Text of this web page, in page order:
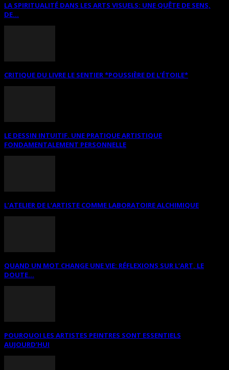
LA SPIRITUALITÉ DANS LES ARTS VISUELS: UNE QUÊTE DE SENS,
DE...
CRITIQUE DU LIVRE LE SENTIER *POUSSIÈRE DE L’ÉTOILE*
LE DESSIN INTUITIF. UNE PRATIQUE ARTISTIQUE
FONDAMENTALEMENT PERSONNELLE
L’ATELIER DE L’ARTISTE COMME LABORATOIRE ALCHIMIQUE
QUAND UN MOT CHANGE UNE VIE: RÉFLEXIONS SUR L’ART, LE
DOUTE...
POURQUOI LES ARTISTES PEINTRES SONT ESSENTIELS
AUJOURD’HUI